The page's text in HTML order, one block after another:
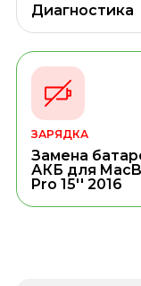
Диагностика
ЗАРЯДКА
Замена
АКБ для
Pro 15'' 2016